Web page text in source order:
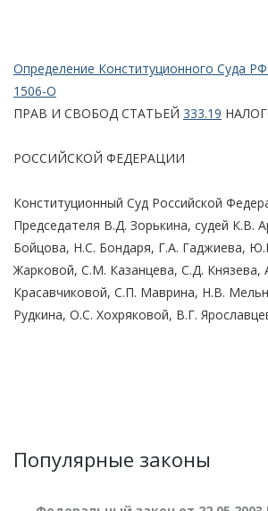
Определение Конституционного Суда
1506-О
ПРАВ И СВОБОД СТАТЬЕЙ 333.19
РОССИЙСКОЙ ФЕДЕРАЦИИ
Конституционный Суд Российской
Председателя В.Д. Зорькина, судей К.В.
Бойцова, Н.С. Бондаря, Г.А. Гаджиева,
Жарковой, С.М. Казанцева, С.Д. Князева,
Красавчиковой, С.П. Маврина, Н.В.
Рудкина, О.С. Хохряковой, В.Г.
Популярные законы